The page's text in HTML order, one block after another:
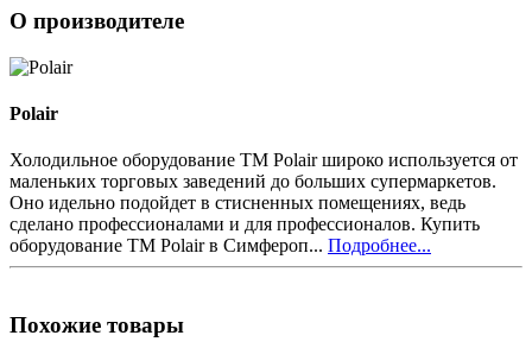
О производителе
Polair
Холодильное оборудование ТМ Polair широко используется от
маленьких торговых заведений до больших супермаркетов.
Оно идельно подойдет в стисненных помещениях, ведь
сделано профессионалами и для профессионалов. Купить
оборудование ТМ Polair в Симфероп... Подробнее...
Похожие товары